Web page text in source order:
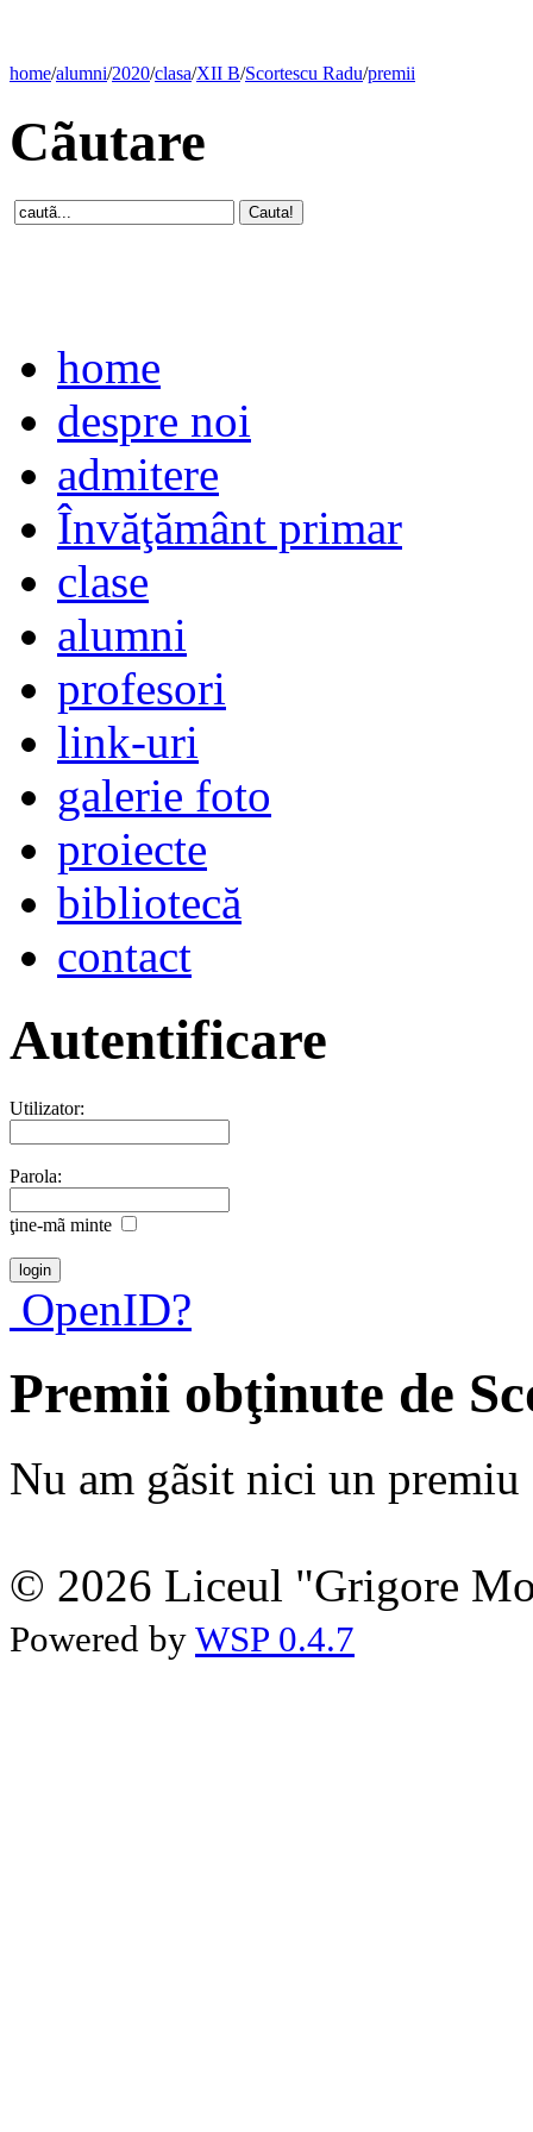
home/alumni/2020/clasa/XII B/Scortescu Radu/premii
Cãutare
home
despre noi
admitere
Învăţământ primar
clase
alumni
profesori
link-uri
galerie foto
proiecte
bibliotecă
contact
Autentificare
Utilizator:
Parola:
ţine-mã minte
OpenID?
Premii obţinute de
Nu am gãsit nici un premiu
© 2026 Liceul "Grigore
Powered by WSP 0.4.7